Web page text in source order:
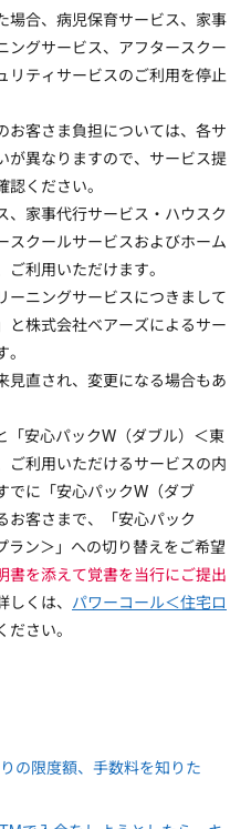
場合、病児保育サービス、家事
ングサービス、アフタースクー
リティサービスのご利用を停止
お客さま負担については、各サ
が異なりますので、サービス提
ください。
、家事代行サービス・ハウスク
スクールサービスおよびホーム
利用いただけます。
ーニングサービスにつきまして
と株式会社ベアーズによるサー
見直され、変更になる場合もあ
「安心パックW（ダブル）＜東
ご利用いただけるサービスの内
でに「安心パックW（ダブ
お客さまで、「安心パック
ン＞」への切り替えをご希望
書を添えて覚書を当行にご提出
しくは、 パワーコール＜住宅ロ
さい。
の限度額、手数料を知りた